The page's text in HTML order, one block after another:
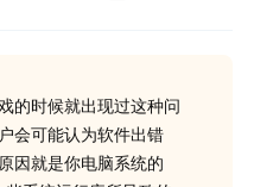
的时候就出现过这种问
会可能认为软件出错
因就是你电脑系统的